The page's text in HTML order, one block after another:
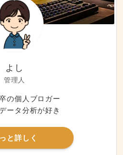
よし
管理人
の個人ブロガー
ータ分析が好き
と詳しく